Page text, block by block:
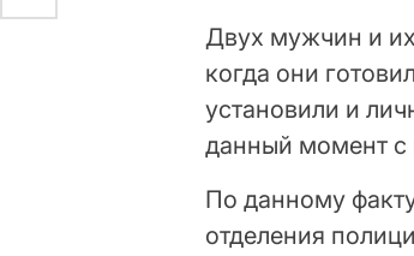
Двух мужчин и
когда они
установили и
данный момент с
По данному
отделения